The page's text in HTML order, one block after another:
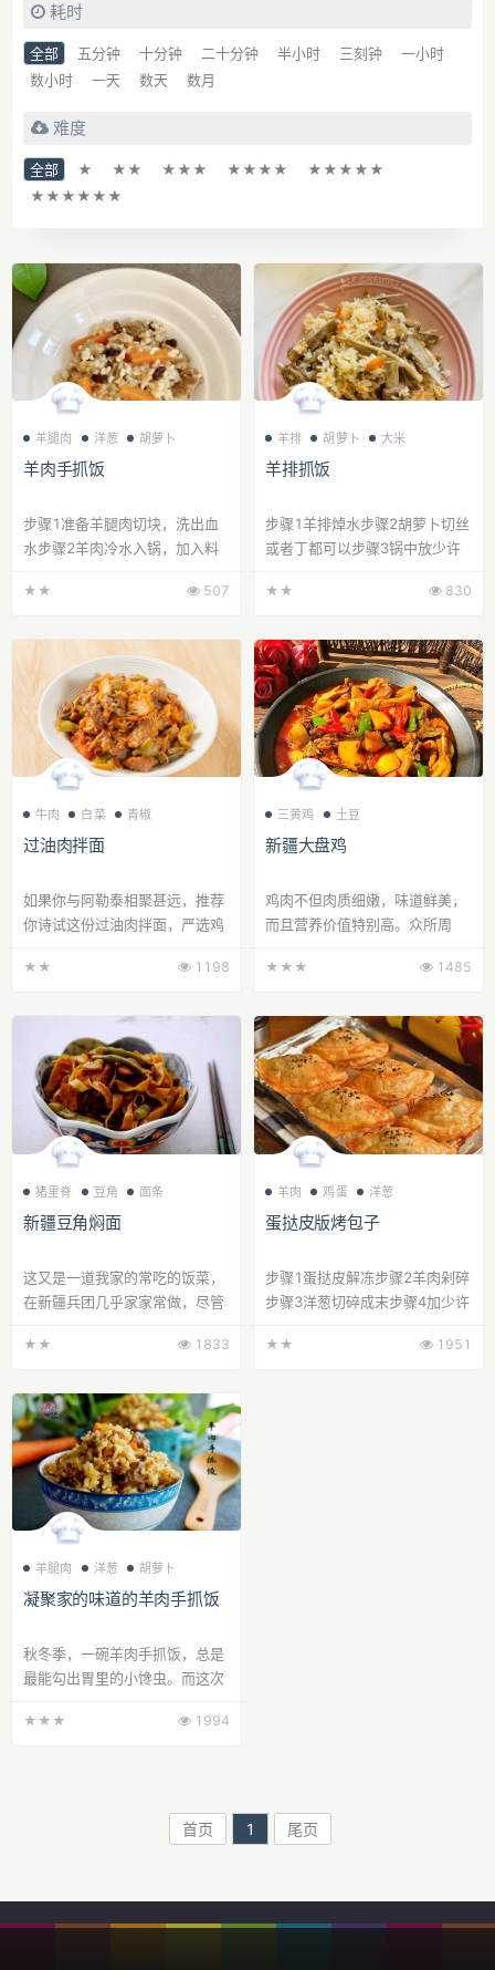
耗时
全部 五分钟 十分钟 二十分钟 半小时 三刻钟
一小时
数小时
一天 数天 数月
难度
全部 ★ ★★ ★★★ ★★★★
★★★★★
★★★★★★
羊腿肉 洋葱 胡萝卜
羊肉手抓饭
步骤1准备羊腿肉切块，洗出血
水步骤2羊肉冷水入锅，加入料
高压锅压10分钟至...
★★ 507
羊排 胡萝卜 大米
羊排抓饭
步骤1羊排焯水步骤2胡萝卜切丝
或者丁都可以步骤3锅中放少许
入胡萝卜丝继续...
★★ 830
牛肉 白菜 青椒
过油肉拌面
如果你与阿勒泰相聚甚远，推荐
你诗试这份过油肉拌面，严选鸡
料，夹嘴设计，...
★★ 1198
三黄鸡 土豆
新疆大盘鸡
鸡肉不但肉质细嫩，味道鲜美，
而且营养价值特别高。众所周
间，必须要吃鸡...
★★★ 1485
猪里脊 豆角 面条
新疆豆角焖面
这又是一道我家的常吃的饭菜，
在新疆兵团几乎家家常做，尽管
吃，做了这个...
★★ 1833
羊肉 鸡蛋 洋葱
蛋挞皮版烤包子
步骤1蛋挞皮解冻步骤2羊肉剁碎
步骤3洋葱切碎成末步骤4加少许
步骤6羊肉瘦的...
★★ 1951
羊腿肉 洋葱 胡萝卜
凝聚家的味道的羊肉手抓饭
秋冬季，一碗羊肉手抓饭，总是
最能勾出胃里的小馋虫。而这次
智芯回漩电饭煲...
★★★ 1994
首页 1 尾页